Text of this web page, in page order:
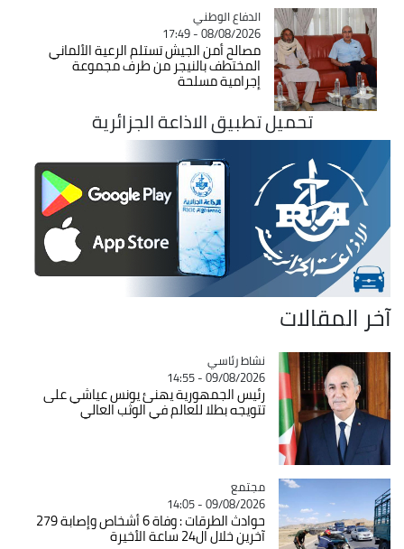
Catégorie
الدفاع الوطني
08/08/2026 - 17:49
مصالح أمن الجيش تستلم الرعية الألماني
المختطف بالنيجر من طرف مجموعة
إجرامية مسلحة
تحميل تطبيق الاذاعة الجزائرية
آخر المقالات
Catégorie
نشاط رئاسي
09/08/2026 - 14:55
رئيس الجمهورية يهنئ يونس عياشي على
تتويجه بطلا للعالم في الوثب العالي
Catégorie
مجتمع
09/08/2026 - 14:05
حوادث الطرقات : وفاة 6 أشخاص وإصابة 279
آخرين خلال ال24 ساعة الأخيرة